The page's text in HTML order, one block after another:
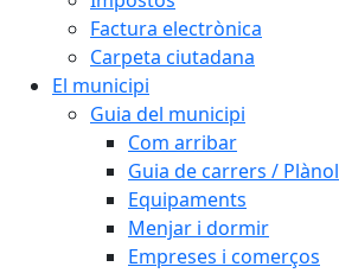
Factura electrònica
Carpeta ciutadana
El municipi
Guia del municipi
Com arribar
Guia de carrers / Plànol
Equipaments
Menjar i dormir
Empreses i comerços